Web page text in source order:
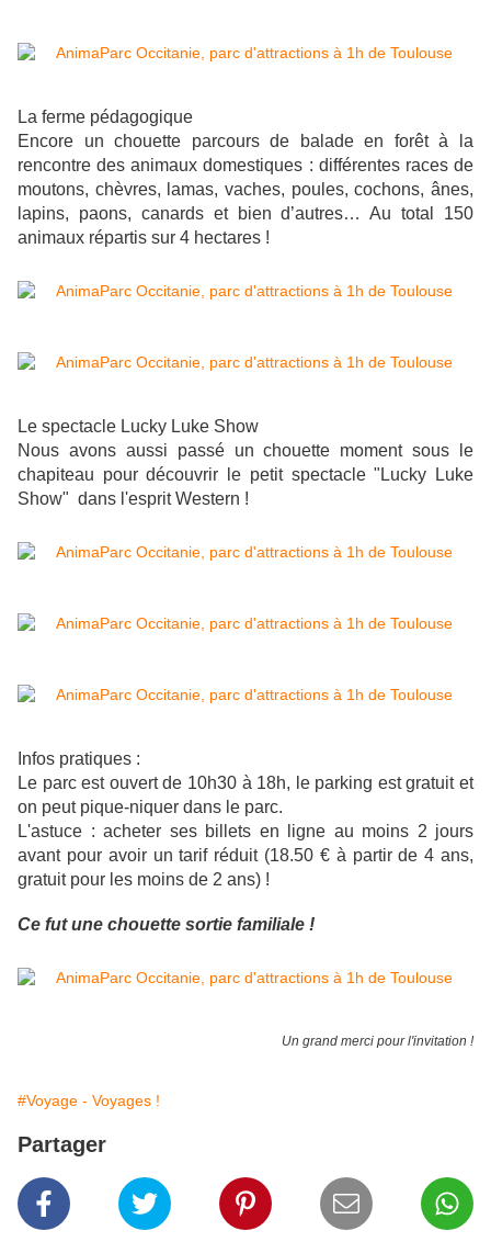
La ferme pédagogique
Encore un chouette parcours de balade en forêt à la
rencontre des animaux domestiques : différentes races de
moutons, chèvres, lamas, vaches, poules, cochons, ânes,
lapins, paons, canards et bien d’autres… Au total 150
animaux répartis sur 4 hectares !
Le spectacle Lucky Luke Show
Nous avons aussi passé un chouette moment sous le
chapiteau pour découvrir le petit spectacle "Lucky Luke
Show" dans l'esprit Western !
Infos pratiques :
Le parc est ouvert de 10h30 à 18h, le parking est gratuit et
on peut pique-niquer dans le parc.
L'astuce : acheter ses billets en ligne au moins 2 jours
avant pour avoir un tarif réduit (18.50 € à partir de 4 ans,
gratuit pour les moins de 2 ans) !
Ce fut une chouette sortie familiale !
Un grand merci pour l'invitation !
#Voyage - Voyages !
Partager